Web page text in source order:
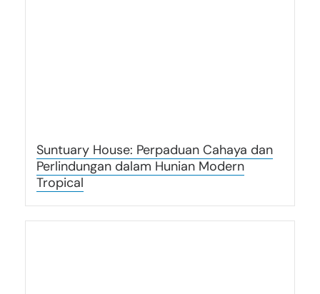
Suntuary House: Perpaduan Cahaya dan
Perlindungan dalam Hunian Modern
Tropical